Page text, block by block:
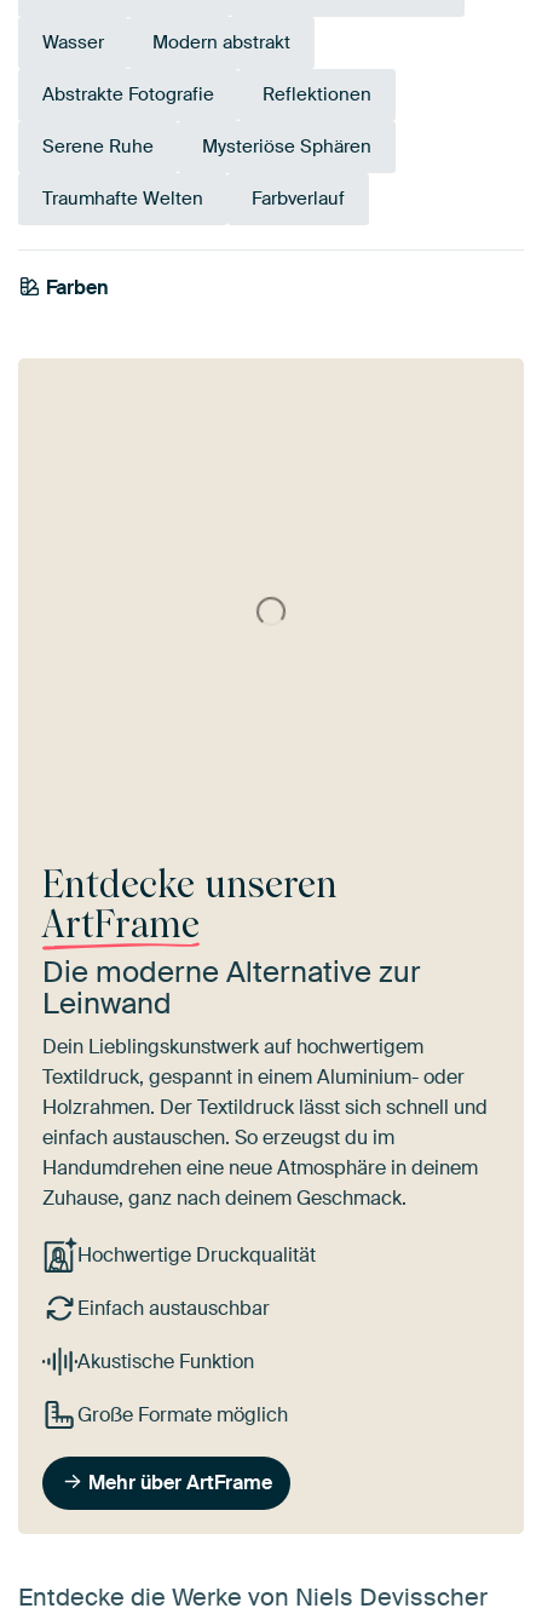
Wasser Modern abstrakt
Abstrakte Fotografie Reflektionen
Serene Ruhe Mysteriöse Sphären
Traumhafte Welten Farbverlauf
Farben
Weiß
Entdecke unseren
ArtFrame
Die moderne Alternative zur
Leinwand
Dein Lieblingskunstwerk auf hochwertigem
Textildruck, gespannt in einem Aluminium- oder
Holzrahmen. Der Textildruck lässt sich schnell und
einfach austauschen. So erzeugst du im
Handumdrehen eine neue Atmosphäre in deinem
Zuhause, ganz nach deinem Geschmack.
Hochwertige Druckqualität
Einfach austauschbar
Akustische Funktion
Große Formate möglich
Mehr über ArtFrame
Entdecke die Werke von Niels Devisscher